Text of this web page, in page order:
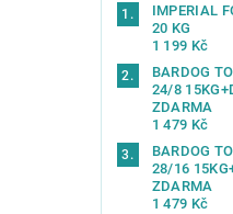
IMPERIAL
20 KG
1 199 Kč
BARDOG
24/8
ZDARMA
1 479 Kč
BARDOG
28/16
ZDARMA
1 479 Kč